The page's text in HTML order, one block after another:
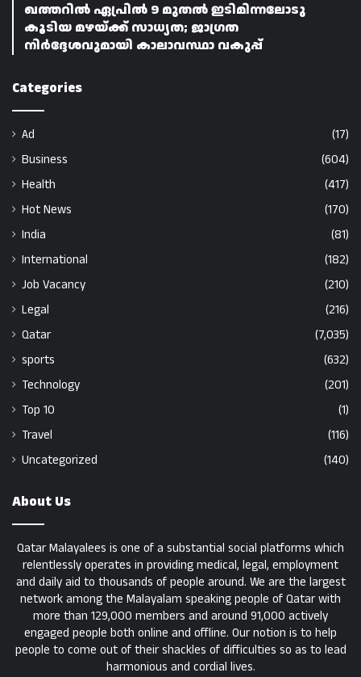
ഖത്തറിൽ ഏപ്രിൽ 9 മുതൽ ഇടിമിന്നലോടു
കൂടിയ മഴയ്ക്ക് സാധ്യത; ജാഗ്രത
നിർദ്ദേശവുമായി കാലാവസ്ഥാ വകുപ്പ്
Categories
Ad
(17)
Business
(604)
Health
(417)
Hot News
(170)
India
(81)
International
(182)
Job Vacancy
(210)
Legal
(216)
Qatar
(7,035)
sports
(632)
Technology
(201)
Top 10
(1)
Travel
(116)
Uncategorized
(140)
About Us
Qatar Malayalees is one of a substantial social platforms which
relentlessly operates in providing medical, legal, employment
and daily aid to thousands of people around. We are the largest
network among the Malayalam speaking people of Qatar with
more than 129,000 members and around 91,000 actively
engaged people both online and offline. Our notion is to help
people to come out of their shackles of difficulties so as to lead
harmonious and cordial lives.